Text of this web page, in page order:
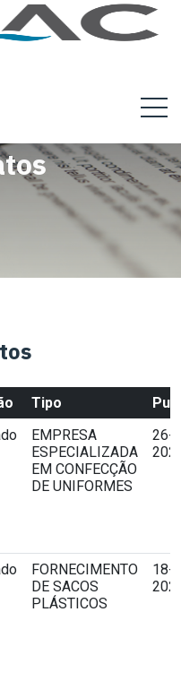
Tipo
EMPRESA
ESPECIALIZADA
EM CONFECÇÃO
DE UNIFORMES
26-
FORNECIMENTO
DE SACOS
PLÁSTICOS
18-